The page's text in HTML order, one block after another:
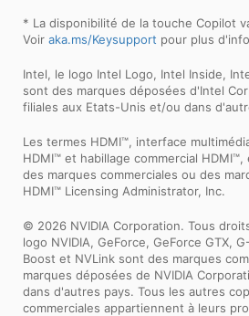
* La disponibilité de la touche Copilot
Voir aka.ms/Keysupport pour plus
Intel, le logo Intel Logo, Intel Inside,
sont des marques déposées d'Intel
filiales aux Etats-Unis et/ou dans
Les termes HDMI™, interface
HDMI™ et habillage commercial
des marques commerciales ou des
HDMI™ Licensing Administrator, Inc.
© 2026 NVIDIA Corporation. Tous
logo NVIDIA, GeForce, GeForce GTX,
Boost et NVLink sont des marques
marques déposées de NVIDIA
dans d'autres pays. Tous les autres
commerciales appartiennent à leurs